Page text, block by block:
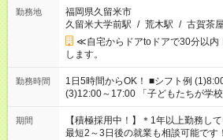
勤務地
福岡県久留米市
久留米大学前駅 / 荒木駅 / 古賀茶
≪自宅からドアtoドアで30分以
します。
勤務時間
1日5時間からOK！ ■シフト例 (1)8:00～13:00 (2)10:00～15:00
(3)12:00～17:00 「子どもたちが学校に行く間だけ働きたい」
「余裕を持って夕飯の準備がしたい
はプライベートの時間にしたい」
いね。 ※Wワーク希望の方へ 今ご覧のお仕事で希望する勤務時
期間
【積極採用中！】＊1年以上勤務し
最短2～3日後の就業も相談可能です！